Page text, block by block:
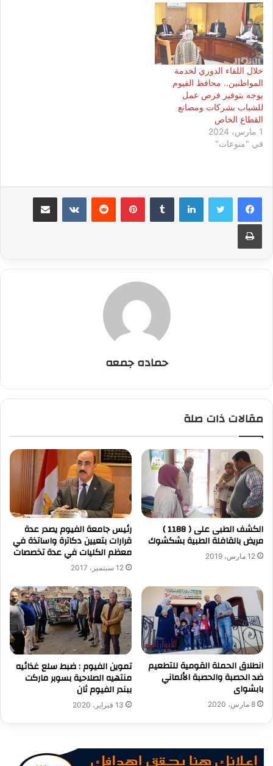
خلال اللقاء الدوري لخدمة
المواطنين.. محافظ الفيوم
يوجه بتوفير فرص عمل
للشباب بشركات ومصانع
القطاع الخاص
1 مارس، 2024
في "منوعات"
لينكدإن بينتيريست مشاركة عبر البريد
طباعة
حماده جمعه
مقالات ذات صلة
الكشف الطبى على ( 1188 )
مريض بالقافلة الطبية بشكشوك
12 مارس، 2019
رئيس جامعة الفيوم يصدر عدة
قرارات بتعيين دكاترة واساتذة في
معظم الكليات في عدة تخصصات
12 سبتمبر، 2017
انطلاق الحملة القومية للتطعيم
ضد الحصبة والحصبة الألماني
بابشواى
8 مارس، 2020
تموين الفيوم : ضبط سلع غذائيه
منتهيه الصلاحية بسوبر ماركت
ببندر الفيوم ثان
13 فبراير، 2020